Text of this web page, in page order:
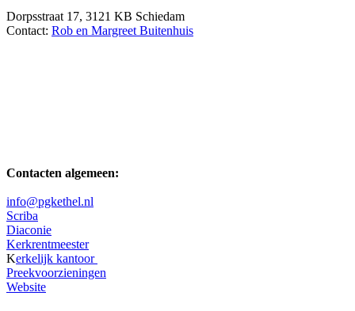
Dorpsstraat 17, 3121 KB Schiedam
Contact: Rob en Margreet Buitenhuis
Contacten algemeen:
info@pgkethel.nl
Scriba
Diaconie
Kerkrentmeester
Kerkelijk kantoor
Preekvoorzieningen
Website